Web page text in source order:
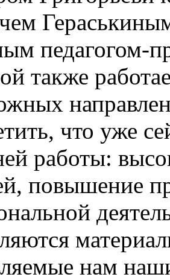
педагогом-
также
что уже
работы:
повышение
нам